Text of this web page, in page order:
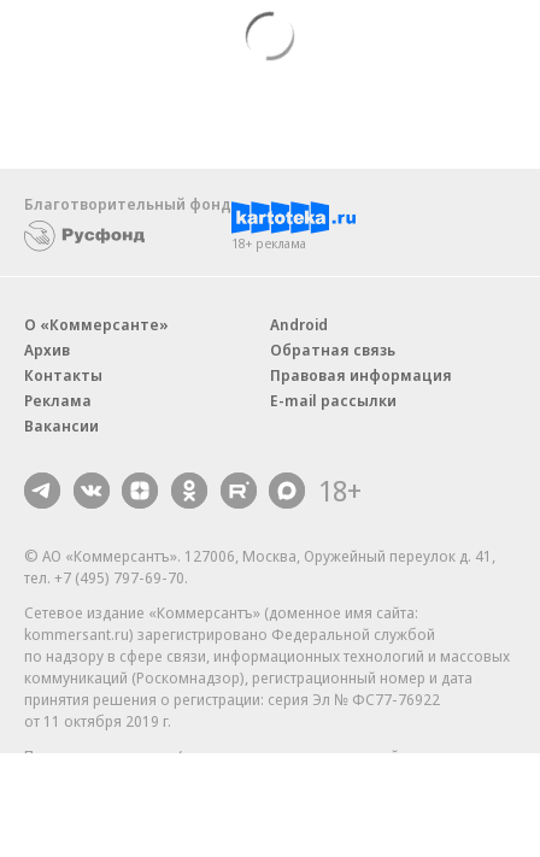
Благотворительный фонд
18+ реклама
О «Коммерсанте»
Архив
Контакты
Реклама
Вакансии
Android
Обратная связь
Правовая информация
E-mail рассылки
18+
© АО «Коммерсантъ». 127006, Москва, Оружейный переулок д. 41,
тел. +7 (495) 797-69-70.
Сетевое издание «Коммерсантъ» (доменное имя сайта:
kommersant.ru) зарегистрировано Федеральной службой
по надзору в сфере связи, информационных технологий и массовых
коммуникаций (Роскомнадзор), регистрационный номер и дата
принятия решения о регистрации: серия Эл № ФС77-76922
от 11 октября 2019 г.
Партнерские проекты/материалы, новости компаний, материалы